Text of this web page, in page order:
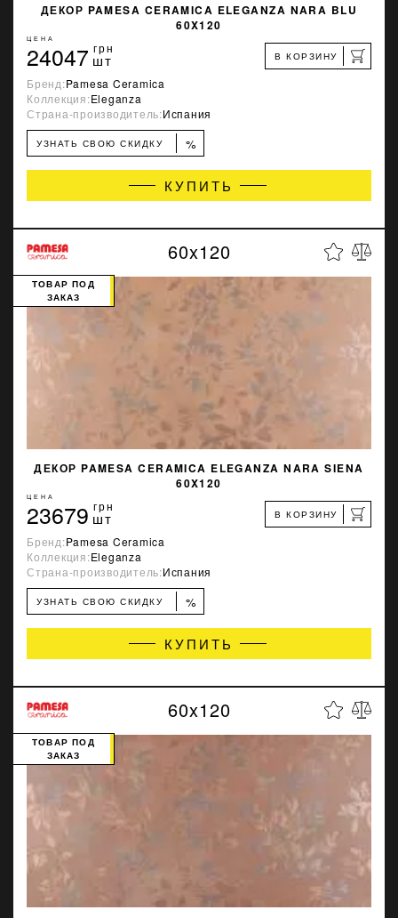
ДЕКОР PAMESA CERAMICA ELEGANZA NARA BLU
60X120
ЦЕНА
24047 грн
шт В КОРЗИНУ
Бренд:Pamesa Ceramica
Коллекция:Eleganza
Страна-производитель:Испания
УЗНАТЬ СВОЮ СКИДКУ %
КУПИТЬ
60x120
ДЕКОР PAMESA CERAMICA ELEGANZA NARA SIENA
60X120
ТОВАР ПОД
ЗАКАЗ
ЦЕНА
23679 грн
шт В КОРЗИНУ
Бренд:Pamesa Ceramica
Коллекция:Eleganza
Страна-производитель:Испания
УЗНАТЬ СВОЮ СКИДКУ %
КУПИТЬ
60x120
ТОВАР ПОД
ЗАКАЗ